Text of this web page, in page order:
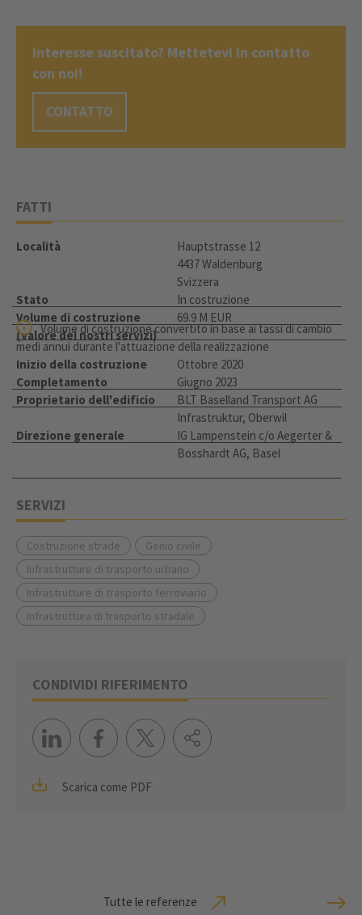
Interesse suscitato? Mettetevi in contatto
con noi!
CONTATTO
FATTI
Località
Hauptstrasse 12
4437 Waldenburg
Svizzera
Stato
In costruzione
Volume di costruzione
(valore dei nostri servizi)
69.9 M EUR
Volume di costruzione convertito in base ai tassi di cambio
medi annui durante l'attuazione della realizzazione
Inizio della costruzione
Ottobre 2020
Completamento
Giugno 2023
Proprietario dell'edificio
BLT Baselland Transport AG
Infrastruktur, Oberwil
Direzione generale
IG Lampenstein c/o Aegerter &
Bosshardt AG, Basel
SERVIZI
Costruzione strade
Genio civile
Infrastrutture di trasporto urbano
Infrastrutture di trasporto ferroviario
Infrastruttura di trasporto stradale
CONDIVIDI RIFERIMENTO
Scarica come PDF
Tutte le referenze